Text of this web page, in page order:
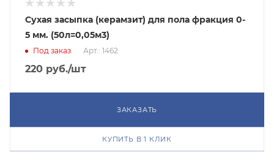
Сухая засыпка (керамзит) для пола фракция 0-
5 мм. (50л=0,05м3)
Под заказ Арт.: 1462
220 руб./шт
ЗАКАЗАТЬ
КУПИТЬ В 1 КЛИК